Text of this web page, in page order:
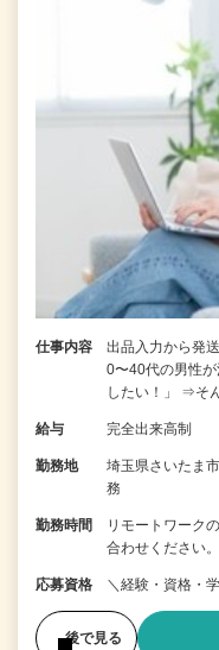
仕事内容
出品入力から発
0〜40代の男性が
したい！」 ⇒そ
給与 完全出来高制
勤務地
埼玉県さいたま
務
勤務時間
リモートワーク
合わせください
応募資格 ＼経験・資格・
後で見る